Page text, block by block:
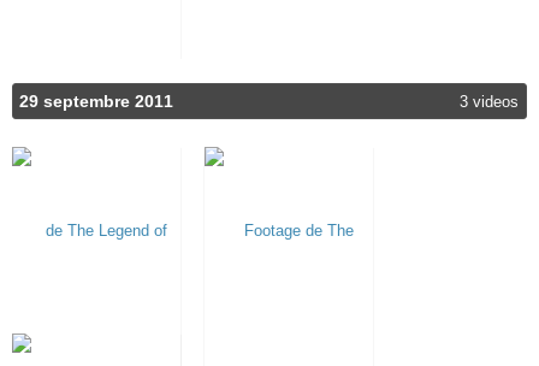
29 septembre 2011 3 videos